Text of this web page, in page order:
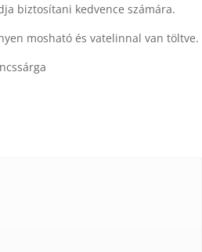
biztosítani kedvence számára.
mosható és vatelinnal van töltve.